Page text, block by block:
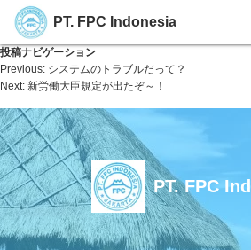
PT. FPC Indonesia
投稿ナビゲーション
Previous: システムのトラブルだって？
Next: 新労働大臣規定が出たぞ～！
PT. FPC